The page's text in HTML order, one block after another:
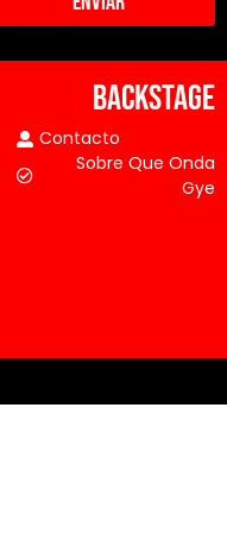
BACKSTAGE
Contacto
Sobre Que Onda
Gye